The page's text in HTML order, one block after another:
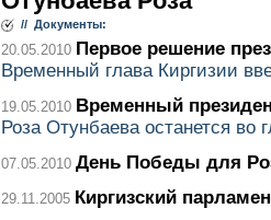
// Документы:
20.05.2010 Первое решение
Временный глава Киргизии
19.05.2010 Временный
Роза Отунбаева останется во
07.05.2010 День Победы для
29.11.2005 Киргизский